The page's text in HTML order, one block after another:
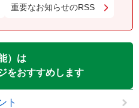
重要なお知らせのRSS
）は
をおすすめします
ト